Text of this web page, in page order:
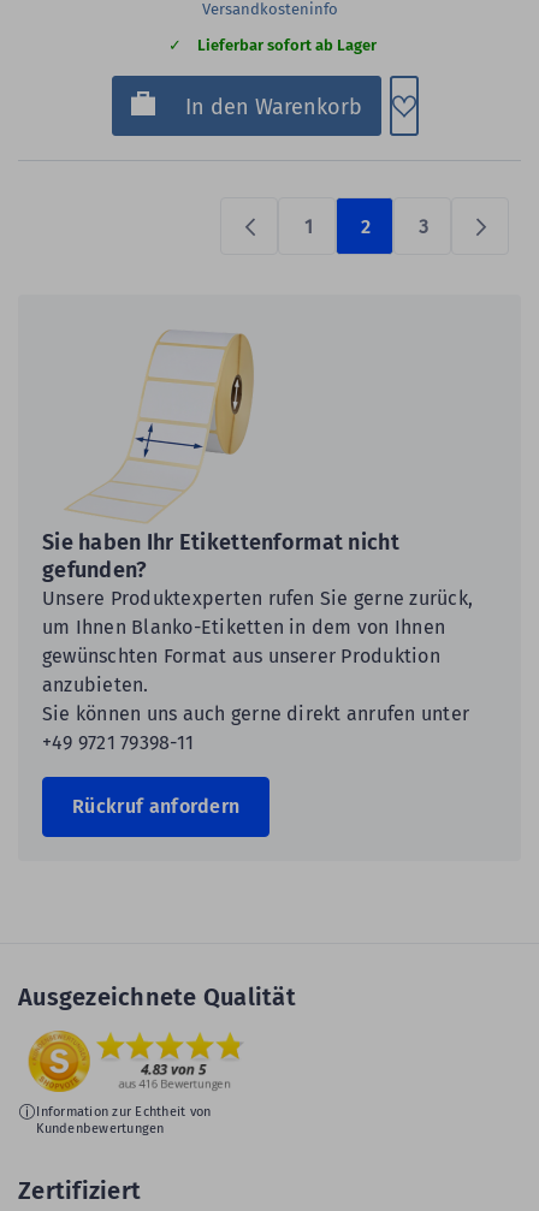
Versandkosteninfo
Lieferbar sofort ab Lager
In den Warenkorb Zum
1 2 3
Sie haben Ihr Etikettenformat nicht
gefunden?
Unsere Produktexperten rufen Sie gerne zurück,
um Ihnen Blanko-Etiketten in dem von Ihnen
gewünschten Format aus unserer Produktion
anzubieten.
Sie können uns auch gerne direkt anrufen unter
+49 9721 79398-11
Rückruf anfordern
Ausgezeichnete Qualität
Information zur Echtheit von
Kundenbewertungen
Zertifiziert